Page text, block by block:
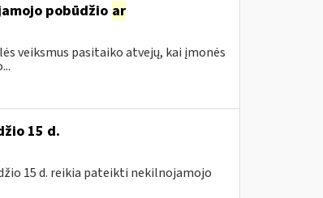
pobūdžio ar
veiksmus pasitaiko atvejų, kai įmonės
15 d.
15 d. reikia pateikti nekilnojamojo